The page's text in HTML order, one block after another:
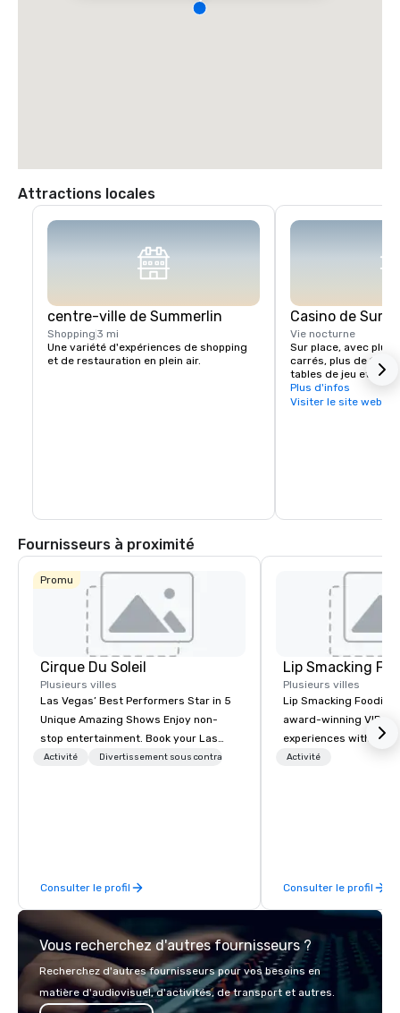
Attractions locales
centre-ville de Summerlin
Shopping 3 mi
Une variété d'expériences de shopping
et de restauration en plein air.
Casino de
Vie nocturne
Sur place, avec plus
carrés, plus de 1700
tables de jeu et un
Sportsbook.
Plus d'infos
Visiter le site web
Fournisseurs à proximité
Promu
Cirque Du Soleil
Plusieurs villes
Las Vegas’ Best Performers Star in 5
Unique Amazing Shows Enjoy non-
stop entertainment. Book your Las
Vegas show tickets.
Activité Divertissement sous contrat
Consulter le profil
Lip Smacking
Plusieurs villes
Lip Smacking Foodie
award-winning VIP
experiences with
restaurants
and craft cocktails at
with complete VIP
opportunity to sit
colleagues at each
mingle, and easily
Activité
Consulter le profil
Vous recherchez d'autres fournisseurs ?
Recherchez d'autres fournisseurs pour vos besoins en
matière d'audiovisuel, d'activités, de transport et autres.